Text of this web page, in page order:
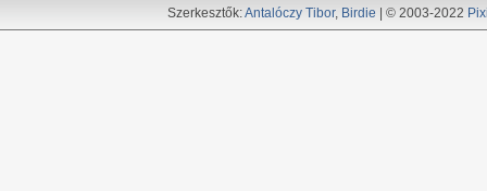
Szerkesztők:Antalóczy Tibor, Birdie | © 2003-2022